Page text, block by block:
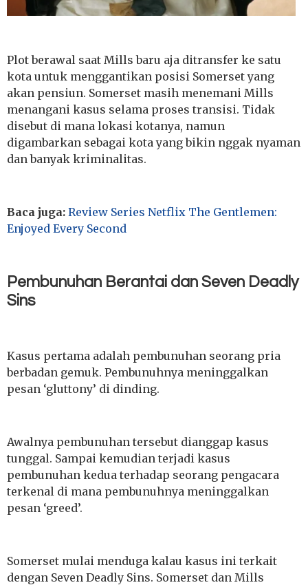
Plot berawal saat Mills baru aja ditransfer ke satu
kota untuk menggantikan posisi Somerset yang
akan pensiun. Somerset masih menemani Mills
menangani kasus selama proses transisi. Tidak
disebut di mana lokasi kotanya, namun
digambarkan sebagai kota yang bikin nggak nyaman
dan banyak kriminalitas.
Baca juga: Review Series Netflix The Gentlemen:
Enjoyed Every Second
Pembunuhan Berantai dan Seven Deadly
Sins
Kasus pertama adalah pembunuhan seorang pria
berbadan gemuk. Pembunuhnya meninggalkan
pesan ‘gluttony’ di dinding.
Awalnya pembunuhan tersebut dianggap kasus
tunggal. Sampai kemudian terjadi kasus
pembunuhan kedua terhadap seorang pengacara
terkenal di mana pembunuhnya meninggalkan
pesan ‘greed’.
Somerset mulai menduga kalau kasus ini terkait
dengan Seven Deadly Sins. Somerset dan Mills